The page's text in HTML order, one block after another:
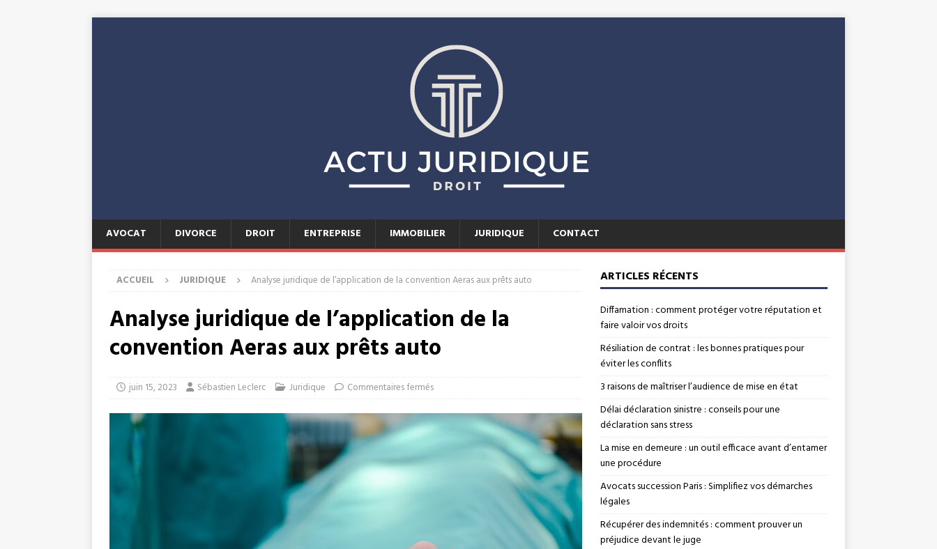
AVOCAT DIVORCE DROIT ENTREPRISE IMMOBILIER JURIDIQUE CONTACT
ACCUEIL JURIDIQUE Analyse juridique de l’application de la convention Aeras aux prêts auto
Analyse juridique de l’application de la
convention Aeras aux prêts auto
juin 15, 2023 Sébastien Leclerc Juridique Commentaires fermés
ARTICLES RÉCENTS
Diffamation : comment protéger votre réputation et
faire valoir vos droits
Résiliation de contrat : les bonnes pratiques pour
éviter les conflits
3 raisons de maîtriser l’audience de mise en état
Délai déclaration sinistre : conseils pour une
déclaration sans stress
La mise en demeure : un outil efficace avant d’entamer
une procédure
Avocats succession Paris : Simplifiez vos démarches
légales
Récupérer des indemnités : comment prouver un
préjudice devant le juge